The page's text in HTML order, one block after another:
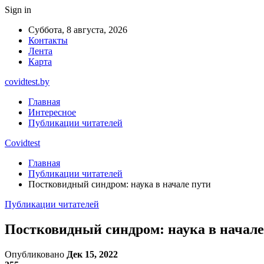
Sign in
Суббота, 8 августа, 2026
Контакты
Лента
Карта
covidtest.by
Главная
Интересное
Публикации читателей
Covidtest
Главная
Публикации читателей
Постковидный синдром: наука в начале пути
Публикации читателей
Постковидный синдром: наука в
Опубликовано Дек 15, 2022